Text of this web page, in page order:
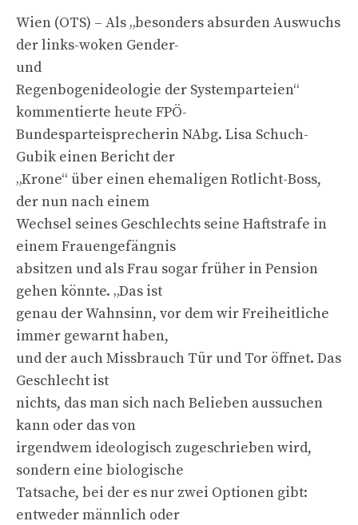
Wien (OTS) – Als „besonders absurden Auswuchs
der links-woken Gender-
und
Regenbogenideologie der Systemparteien“
kommentierte heute FPÖ-
Bundesparteisprecherin NAbg. Lisa Schuch-
Gubik einen Bericht der
„Krone“ über einen ehemaligen Rotlicht-Boss,
der nun nach einem
Wechsel seines Geschlechts seine Haftstrafe in
einem Frauengefängnis
absitzen und als Frau sogar früher in Pension
gehen könnte. „Das ist
genau der Wahnsinn, vor dem wir Freiheitliche
immer gewarnt haben,
und der auch Missbrauch Tür und Tor öffnet. Das
Geschlecht ist
nichts, das man sich nach Belieben aussuchen
kann oder das von
irgendwem ideologisch zugeschrieben wird,
sondern eine biologische
Tatsache, bei der es nur zwei Optionen gibt:
entweder männlich oder